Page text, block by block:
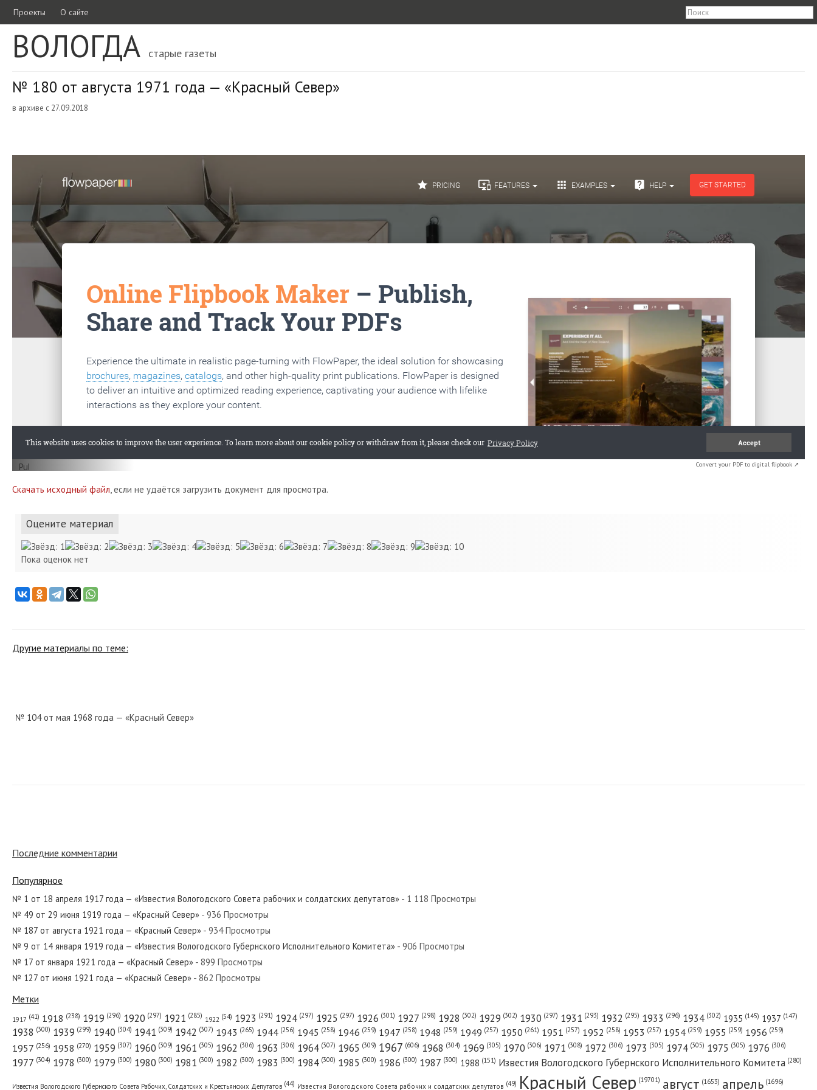
Проекты О сайте
ВОЛОГДА старые газеты
№ 180 от августа 1971 года — «Красный Север»
в архиве с 27.09.2018
Convert your PDF to digital flipbook ↗
Скачать исходный файл, если не удаётся загрузить документ для просмотра.
Оцените материал
Пока оценок нет
Другие материалы по теме:
№ 104 от мая 1968 года — «Красный Север»
№ 89 от мая 1948 года — «Красный Север»
№ 210 от сентября 1940 года — «Красный Север»
№ 297 от декабря 1965 года — «Красный Север»
Последние комментарии
Популярное
№ 1 от 18 апреля 1917 года — «Известия Вологодского Совета рабочих и солдатских депутатов» - 1 118 Просмотры
№ 49 от 29 июня 1919 года — «Красный Север» - 936 Просмотры
№ 187 от августа 1921 года — «Красный Север» - 934 Просмотры
№ 9 от 14 января 1919 года — «Известия Вологодского Губернского Исполнительного Комитета» - 906 Просмотры
№ 17 от января 1921 года — «Красный Север» - 899 Просмотры
№ 127 от июня 1921 года — «Красный Север» - 862 Просмотры
Метки
1917 (41) 1918 (238) 1919 (296) 1920 (297) 1921 (285) 1922 (54) 1923 (291) 1924 (297) 1925 (297) 1926 (301) 1927 (298) 1928 (302) 1929 (302) 1930 (297) 1931 (293) 1932 (295) 1933 (296) 1934 (302) 1935 (145) 1937 (147)
1938 (300) 1939 (299) 1940 (304) 1941 (309) 1942 (307) 1943 (265) 1944 (256) 1945 (258) 1946 (259) 1947 (258) 1948 (259) 1949 (257) 1950 (261) 1951 (257) 1952 (258) 1953 (257) 1954 (259) 1955 (259) 1956 (259)
1957 (256) 1958 (270) 1959 (307) 1960 (309) 1961 (305) 1962 (306) 1963 (306) 1964 (307) 1965 (309) 1967 (606) 1968 (304) 1969 (305) 1970 (306) 1971 (308) 1972 (306) 1973 (305) 1974 (305) 1975 (305) 1976 (306)
1977 (304) 1978 (300) 1979 (300) 1980 (300) 1981 (300) 1982 (300) 1983 (300) 1984 (300) 1985 (300) 1986 (300) 1987 (300) 1988 (151) Известия Вологодского Губернского Исполнительного Комитета (280)
Известия Вологодского Губернского Совета Рабочих, Солдатских и Крестьянских Депутатов (44) Известия Вологодского Совета рабочих и солдатских депутатов (49) Красный Cевер (19701) август (1653) апрель (1696)